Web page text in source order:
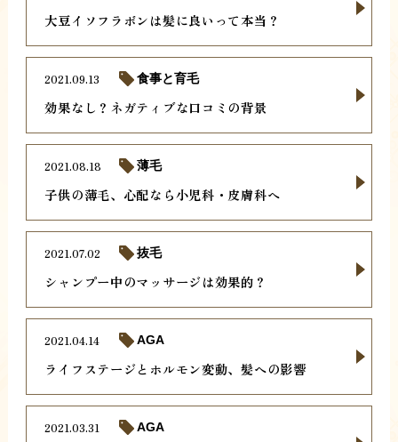
大豆イソフラボンは髪に良いって本当？
効果なし？ネガティブな口コミの背景
2021.09.13 食事と育毛
子供の薄毛、心配なら小児科・皮膚科へ
2021.08.18 薄毛
シャンプー中のマッサージは効果的？
2021.07.02 抜毛
ライフステージとホルモン変動、髪への影響
2021.04.14 AGA
2021.03.31 AGA